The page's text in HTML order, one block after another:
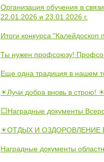
Организация обучения в
22.01.2026 и 23.01 2026 г.
Итоги конкурса "Калейдоскоп
Ты нужен профсоюзу!
Еще одна традиция в нашем
☀Лучи добра вновь в строю! ☀
💥Наградные документы
☀ОТДЫХ И ОЗДОРОВЛЕНИЕ
Наградные документы